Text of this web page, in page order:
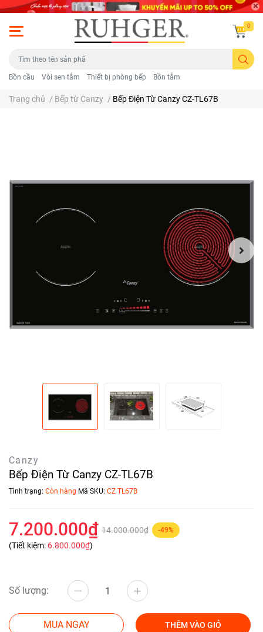
Bồn cầu Vòi sen tắm Thiết bị phòng bếp Bồn tắm
0
Trang chủ / Bếp từ Canzy / Bếp Điện Từ Canzy CZ-TL67B
Canzy
Bếp Điện Từ Canzy CZ-TL67B
Tình trạng: Còn hàng Mã SKU: CZ TL67B
7.200.000₫ 14.000.000₫ -49%
(Tiết kiệm: 6.800.000₫)
Số lượng:
MUA NGAY THÊM VÀO GIỎ